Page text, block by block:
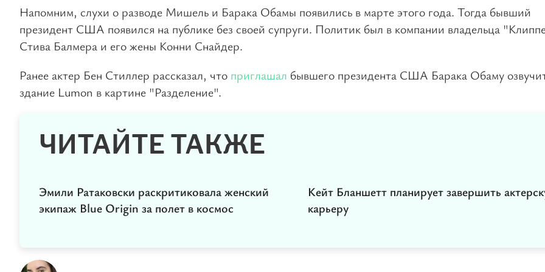
Напомним, слухи о разводе Мишель и Барака Обамы появились в марте этого года. Тогда бывший
президент США появился на публике без своей супруги. Политик был в компании владельца
Стива Балмера и его жены Конни Снайдер.
Ранее актер Бен Стиллер рассказал, что приглашал бывшего президента США Барака Обаму
здание Lumon в картине "Разделение".
ЧИТАЙТЕ ТАКЖЕ
Эмили Ратаковски раскритиковала женский
экипаж Blue Origin за полет в космос
Кейт Бланшетт планирует завершить
карьеру